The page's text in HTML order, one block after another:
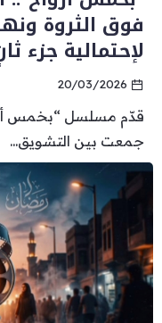
فوق الثروة
لإحتمالية جزء
20/03/2026
قدّم مسلسل “بخمس
جمعت بين التشويق...